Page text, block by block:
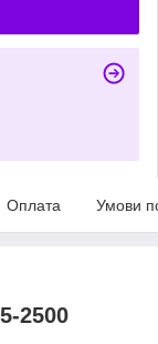
Оплата Умови
2500